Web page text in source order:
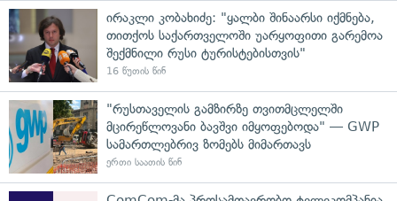
ირაკლი კობახიძე: "ყალბი შინაარსი იქმნება,
თითქოს საქართველოში უარყოფითი გარემოა
შექმნილი რუსი ტურისტებისთვის"
16 წუთის წინ
"რუსთაველის გამზირზე თვითმცლელში
მცირეწლოვანი ბავშვი იმყოფებოდა" — GWP
სამართლებრივ ზომებს მიმართავს
ერთი საათის წინ